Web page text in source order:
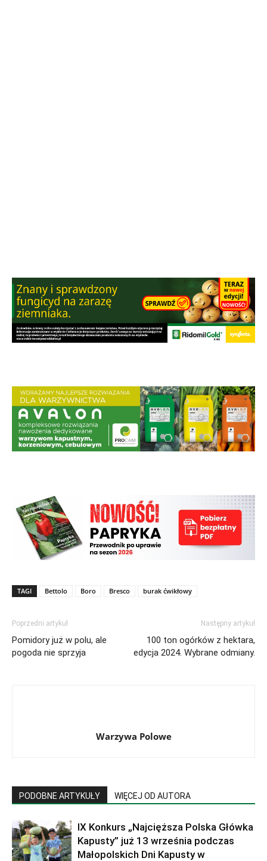
TAGI Bettolo Boro Bresco burak ćwikłowy
Poprzedni artykuł
Pomidory już w polu, ale
pogoda nie sprzyja
Następny artykuł
100 ton ogórków z hektara,
edycja 2024. Wybrane odmiany.
Warzywa Polowe
PODOBNE ARTYKUŁY WIĘCEJ OD AUTORA
IX Konkurs „Najcięższa Polska Główka
Kapusty” już 13 września podczas
Małopolskich Dni Kapusty w